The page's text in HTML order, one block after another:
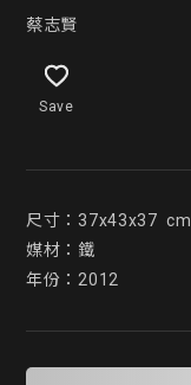
蔡志賢
Save
尺寸：37x43x37  cm
媒材：鐵
年份：2012